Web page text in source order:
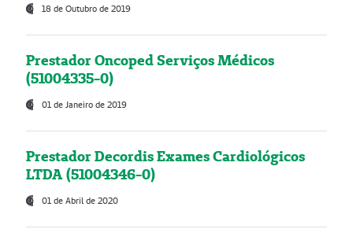
18 de Outubro de 2019
Prestador Oncoped Serviços Médicos
(51004335-0)
01 de Janeiro de 2019
Prestador Decordis Exames Cardiológicos
LTDA (51004346-0)
01 de Abril de 2020